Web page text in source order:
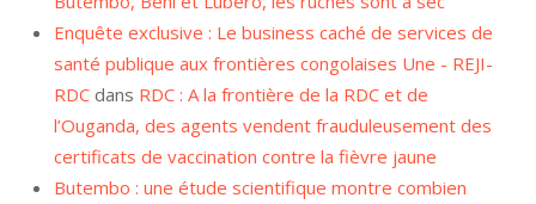
Enquête exclusive : Le business caché de services de
santé publique aux frontières congolaises Une - REJI-
RDC dans RDC : A la frontière de la RDC et de
l’Ouganda, des agents vendent frauduleusement des
certificats de vaccination contre la fièvre jaune
Butembo : une étude scientifique montre combien